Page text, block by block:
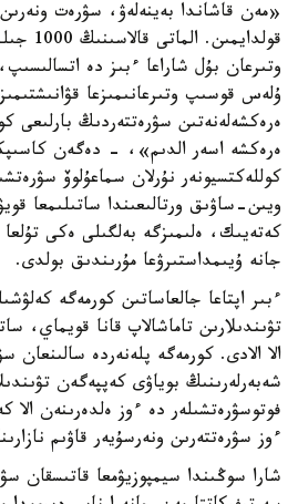
«مەن قاشاندا بەينەلەۋ، سۋرەت ونەرىن
وتىرعان بۇل شاراعا ءبىز دە
ۇلەس قوسىپ وتىرعانىمىزعا
ەرەكشەلەنەتىن سۋرەتتەردىڭ بارلىعى
ەرەكشە اسەر الدىم»، - دەگەن
كوللەكتسيونەر نۇرلان سماعۇلوۆ
ويىن-ساۋىق ورتالىعىندا ساتىلىمعا
كەتەيىك، ەلىمىزگە بەلگىلى ەكى
جانە ۇيىمداستىرۋعا مۇرىندىق بولدى.
ءبىر اپتاعا جالعاساتىن كورمەگە
تۋىندىلارىن تاماشالاپ قانا قويماي،
الا الادى. كورمەگە پلەنەردە سالىنعان
شەبەرلەرىنىڭ بوياۋى كەپپەگەن
فوتوسۋرەتشىلەر دە ءوز ەلدەرىنەن
ءوز سۋرەتتەرىن ونەرسۇيەر قاۋىم
شارا سوڭىندا سيمپوزيۋمعا قاتىسقان